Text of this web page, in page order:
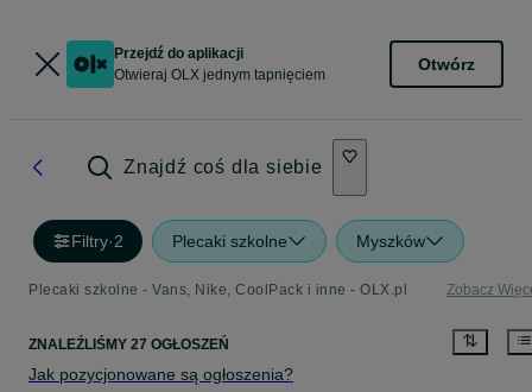
Przejdź do aplikacji
Otwieraj OLX jednym tapnięciem
Otwórz
Znajdź coś dla siebie
Filtry·2 Plecaki szkolne Myszków
Plecaki szkolne - Vans, Nike, CoolPack i inne - OLX.pl Zobacz
ZNALEŹLIŚMY 27 OGŁOSZEŃ
Jak pozycjonowane są ogłoszenia?